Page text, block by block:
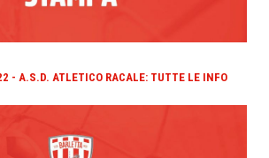
- A.S.D. ATLETICO RACALE: TUTTE LE INFO